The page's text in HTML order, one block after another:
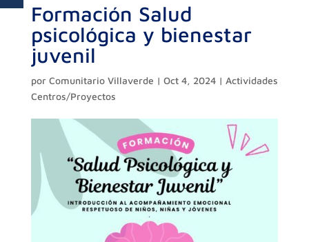
Formación Salud
psicológica y bienestar
juvenil
por Comunitario Villaverde | Oct 4, 2024| Actividades
Centros/Proyectos